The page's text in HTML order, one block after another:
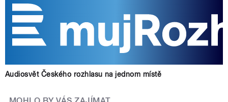
Audiosvět Českého rozhlasu na jednom místě